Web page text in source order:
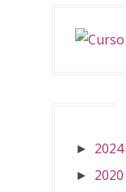
► 2024
► 2020